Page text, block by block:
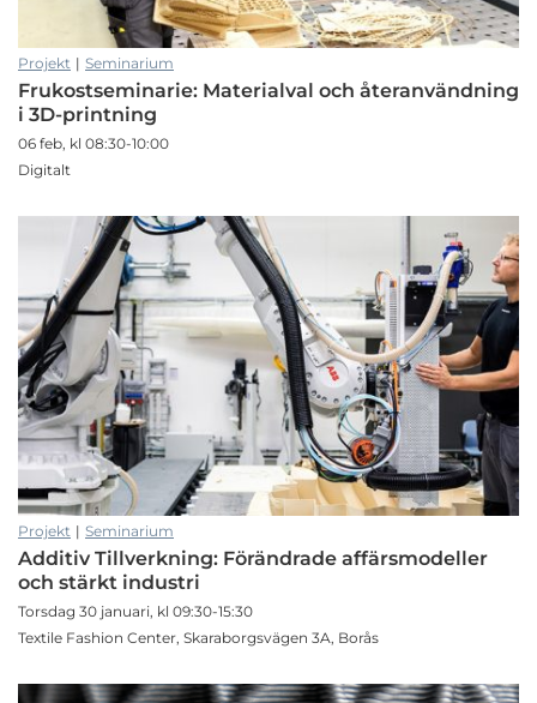
Projekt | Seminarium
Frukostseminarie: Materialval och återanvändning
i 3D-printning
06 feb, kl 08:30-10:00
Digitalt
Projekt | Seminarium
Additiv Tillverkning: Förändrade affärsmodeller
och stärkt industri
Torsdag 30 januari, kl 09:30-15:30
Textile Fashion Center, Skaraborgsvägen 3A, Borås